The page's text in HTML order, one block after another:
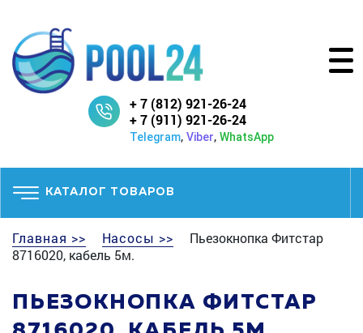
+ 7 (812) 921-26-24
+ 7 (911) 921-26-24
Telegram, Viber, WhatsApp
КАТАЛОГ ТОВАРОВ
Главная >> Насосы >>
Пьезокнопка Фитстар
8716020, кабель 5м.
ПЬЕЗОКНОПКА ФИТСТАР